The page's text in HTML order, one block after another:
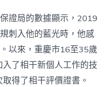
證局的數據顯示，2019
刺入他的藍光時，他感
以來，重慶市16至35歲
了相干新個人工作的技
得了相干評價證書。